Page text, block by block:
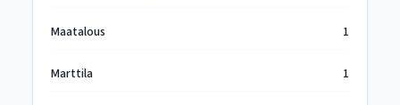
Maatalous 1
Marttila 1